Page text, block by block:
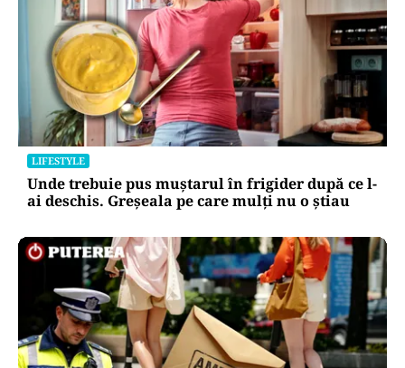
LIFESTYLE
Unde trebuie pus muștarul în frigider după ce l-
ai deschis. Greșeala pe care mulți nu o știau